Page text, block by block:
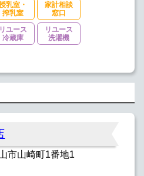
乳室・
搾乳室
家計相談
窓口
リユース
冷蔵庫
リユース
洗濯機
市山崎町1番地1